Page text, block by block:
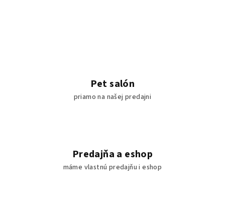
Pet salón
priamo na našej predajni
Predajňa a eshop
máme vlastnú predajňu i eshop